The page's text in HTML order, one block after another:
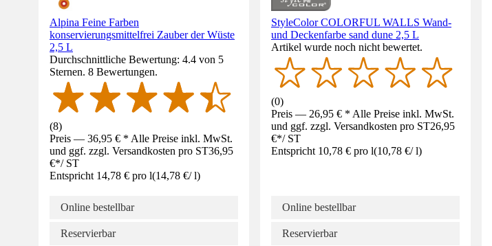
Alpina Feine Farben
konservierungsmittelfrei Zauber der Wüste
2,5 L
Durchschnittliche Bewertung: 4.4 von 5
Sternen. 8 Bewertungen.
(8)
Preis — 36,95 € * Alle Preise inkl. MwSt.
und ggf. zzgl. Versandkosten pro ST36,95
€*/ ST
Entspricht 14,78 € pro l(14,78 €/ l)
Online bestellbar
Reservierbar
StyleColor COLORFUL WALLS Wand-
und Deckenfarbe sand dune 2,5 L
Artikel wurde noch nicht bewertet.
(0)
Preis — 26,95 € * Alle Preise inkl. MwSt.
und ggf. zzgl. Versandkosten pro ST26,95
€*/ ST
Entspricht 10,78 € pro l(10,78 €/ l)
Online bestellbar
Reservierbar